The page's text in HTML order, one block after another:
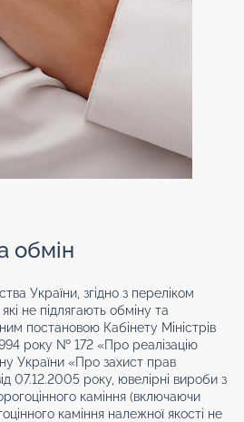
обмін
України, згідно з переліком
не підлягають обміну та
постановою Кабінету Міністрів
року № 172 «Про реалізацію
України «Про захист прав
07.12.2005 року, ювелірні вироби з
каміння (включаючи
каміння належної якості не